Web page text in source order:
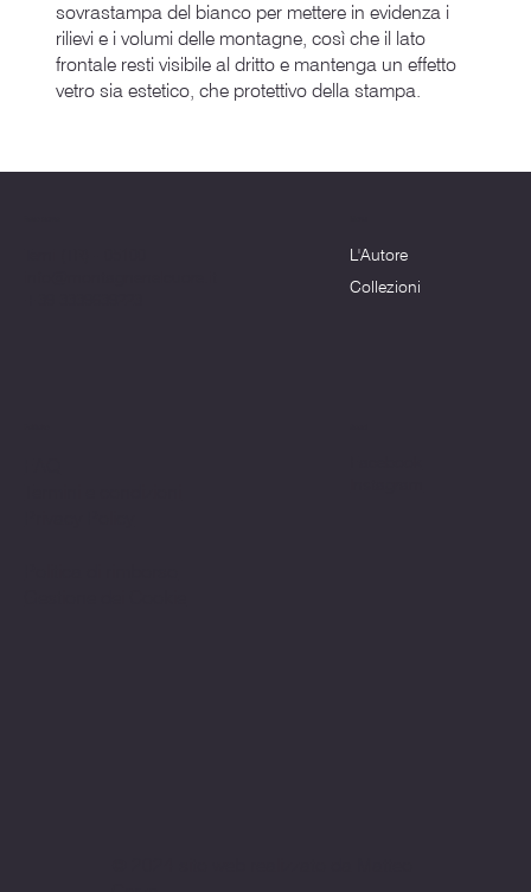
sovrastampa del bianco per mettere in evidenza i
rilievi e i volumi delle montagne, così che il lato
frontale resti visibile al dritto e mantenga un effetto
vetro sia estetico, che protettivo della stampa.
L'Autore
Collezioni